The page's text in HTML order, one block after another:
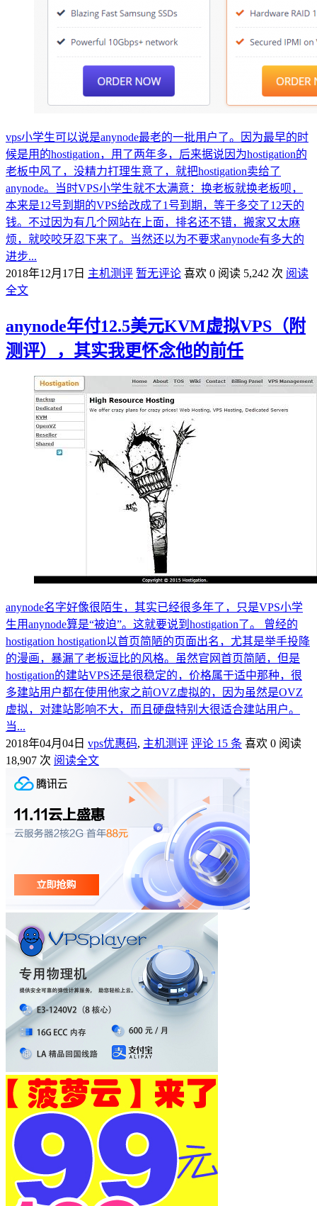
vps小学生可以说是anynode最老的一批用户了。因为最早的时
候是用的hostigation，用了两年多，后来据说因为hostigation的
老板中风了，没精力打理生意了，就把hostigation卖给了
anynode。当时VPS小学生就不太满意：换老板就换老板呗，
本来是12号到期的VPS给改成了1号到期，等于多交了12天的
钱。不过因为有几个网站在上面，排名还不错，搬家又太麻
烦，就咬咬牙忍下来了。当然还以为不要求anynode有多大的
进步...
2018年12月17日 主机测评 暂无评论 喜欢 0 阅读 5,242 次 阅读
全文
anynode年付12.5美元KVM虚拟VPS（附
测评），其实我更怀念他的前任
anynode名字好像很陌生，其实已经很多年了，只是VPS小学
生用anynode算是“被迫”。这就要说到hostigation了。 曾经的
hostigation hostigation以首页简陋的页面出名，尤其是举手投降
的漫画，暴漏了老板逗比的风格。虽然官网首页简陋，但是
hostigation的建站VPS还是很稳定的，价格属于适中那种，很
多建站用户都在使用他家之前OVZ虚拟的，因为虽然是OVZ
虚拟，对建站影响不大，而且硬盘特别大很适合建站用户。
当...
2018年04月04日 vps优惠码, 主机测评 评论 15 条 喜欢 0 阅读
18,907 次 阅读全文